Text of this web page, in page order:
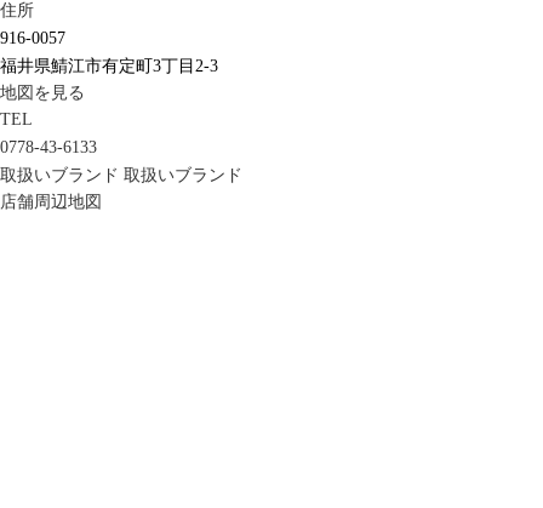
住所
916-0057
福井県鯖江市有定町3丁目2-3
地図を見る
TEL
0778-43-6133
取扱いブランド 取扱いブランド
店舗周辺地図